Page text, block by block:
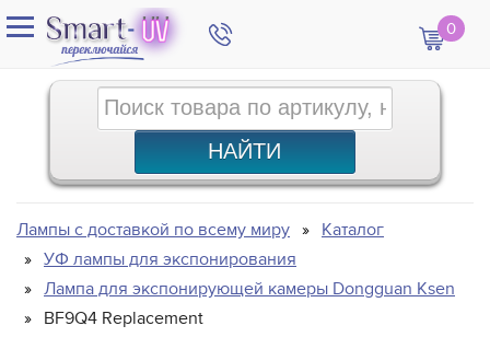
0
Лампы с доставкой по всему миру
Каталог
УФ лампы для экспонирования
Лампа для экспонирующей камеры Dongguan Ksen
BF9Q4 Replacement